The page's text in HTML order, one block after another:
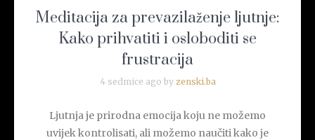
Meditacija za prevazilaženje ljutnje:
Kako prihvatiti i osloboditi se
frustracija
4 sedmice ago by zenski.ba
Ljutnja je prirodna emocija koju ne možemo
uvijek kontrolisati, ali možemo naučiti kako je